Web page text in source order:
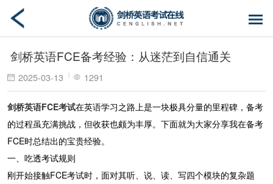
剑桥英语FCE备考经验：从迷茫到自信通关
2025-03-13 1291
剑桥英语FCE考试在英语学习之路上是一块极具分量的里程碑，备考
的过程虽充满挑战，但收获也颇为丰厚。下面就为大家分享我在备考
FCE时总结出的宝贵经验。
一、吃透考试规则
刚开始接触FCE考试时，面对其听、说、读、写四个模块的复杂题